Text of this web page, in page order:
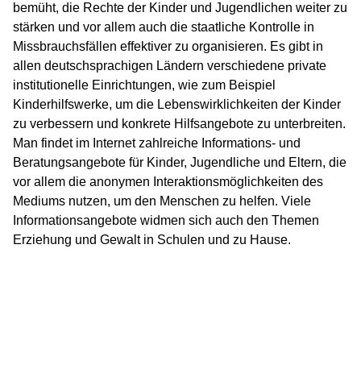
bemüht, die Rechte der Kinder und Jugendlichen weiter zu
stärken und vor allem auch die staatliche Kontrolle in
Missbrauchsfällen effektiver zu organisieren. Es gibt in
allen deutschsprachigen Ländern verschiedene private
institutionelle Einrichtungen, wie zum Beispiel
Kinderhilfswerke, um die Lebenswirklichkeiten der Kinder
zu verbessern und konkrete Hilfsangebote zu unterbreiten.
Man findet im Internet zahlreiche Informations- und
Beratungsangebote für Kinder, Jugendliche und Eltern, die
vor allem die anonymen Interaktionsmöglichkeiten des
Mediums nutzen, um den Menschen zu helfen. Viele
Informationsangebote widmen sich auch den Themen
Erziehung und Gewalt in Schulen und zu Hause.